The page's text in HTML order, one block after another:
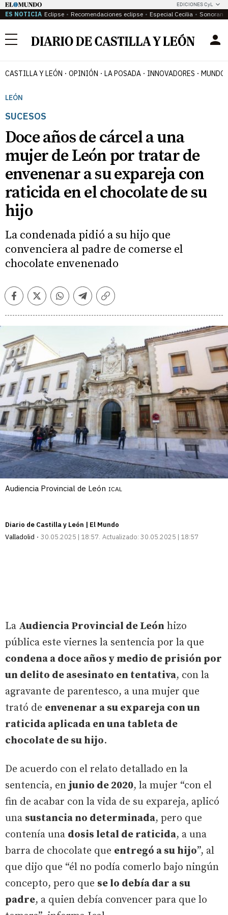
EDICIONES CyL
ES NOTICIA Eclipse Recomendaciones eclipse Especial Cecilia
Menú
CASTILLA Y LEÓN OPINIÓN LA POSADA INNOVADORES MUNDO
LEÓN
SUCESOS
Doce años de cárcel a una
mujer de León por tratar de
envenenar a su expareja con
raticida en el chocolate de su
hijo
La condenada pidió a su hijo que
convenciera al padre de comerse el
chocolate envenenado
FacebookTwitterWhatsappTelegramCopiar
Audiencia Provincial de León ICAL
Diario de Castilla y León | El Mundo
Valladolid
30.05.2025 | 18:57 Actualizado: 30.05.2025 | 18:57
La Audiencia Provincial de León hizo
pública este viernes la sentencia por la que
condena a doce años y medio de prisión por
un delito de asesinato en tentativa, con la
agravante de parentesco, a una mujer que
trató de envenenar a su expareja con un
raticida aplicada en una tableta de
chocolate de su hijo.
De acuerdo con el relato detallado en la
sentencia, en junio de 2020, la mujer “con el
fin de acabar con la vida de su expareja, aplicó
una sustancia no determinada, pero que
contenía una dosis letal de raticida, a una
barra de chocolate que entregó a su hijo”, al
que dijo que “él no podía comerlo bajo ningún
concepto, pero que se lo debía dar a su
padre, a quien debía convencer para que lo